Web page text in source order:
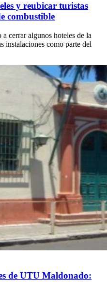
y reubicar turistas
combustible
cerrar algunos hoteles de la
instalaciones como parte del
de UTU Maldonado: